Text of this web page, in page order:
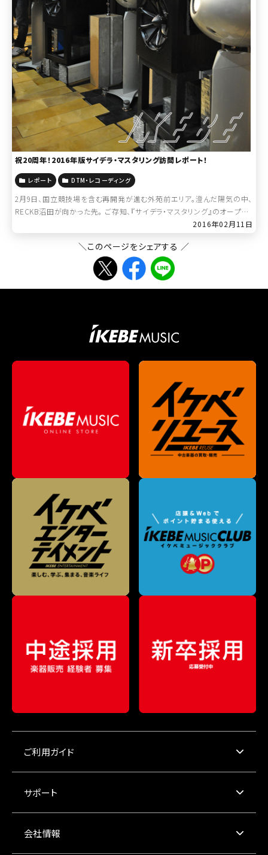
祝20周年！2016年版サイデラ・マスタリング訪問レポート！
レポート DTM・レコーディング
2月9日、国立競技場を含む再開発が進む外苑前エリア。澄んだ陽気の中、
RECKB沼田が向かった先。 ご存知、『サイデラ・マスタリング』のオープン・
ハウス・イベントに、お邪魔して参りました！ 今年でなんと20周年を迎え
るとい […]
2016年02月11日
＼このページをシェアする ／
ご利用ガイド
サポート
会社情報